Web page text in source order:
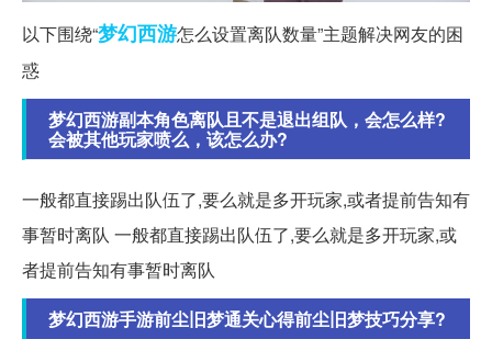
以下围绕“梦幻西游怎么设置离队数量”主题解决网友的困
惑
梦幻西游副本角色离队且不是退出组队，会怎么样?
会被其他玩家喷么，该怎么办?
一般都直接踢出队伍了,要么就是多开玩家,或者提前告知有
事暂时离队 一般都直接踢出队伍了,要么就是多开玩家,或
者提前告知有事暂时离队
梦幻西游手游前尘旧梦通关心得前尘旧梦技巧分享?